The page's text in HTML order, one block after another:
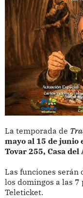
La temporada de
mayo al 15 de junio
Tovar 255, Casa
Las funciones serán
los domingos a las 7
Teleticket.